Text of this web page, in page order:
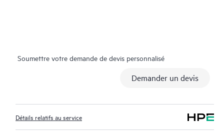
Soumettre votre demande de devis personnalisé
Demander un devis
Détails relatifs au service